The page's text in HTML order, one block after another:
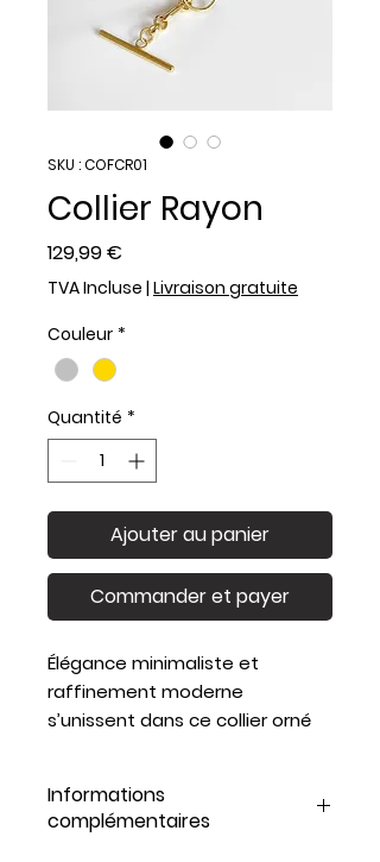
SKU : COFCR01
Collier Rayon
129,99 €
TVA Incluse | Livraison gratuite
Couleur *
Quantité *
Ajouter au panier
Commander et payer
Élégance minimaliste et
raffinement moderne
s’unissent dans ce collier orné
ou en finition or lumineuse, il se
porte comme un talisman
Informations
complémentaires